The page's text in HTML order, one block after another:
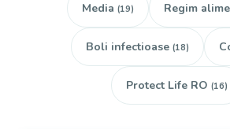
Media (19) Regim
Boli infectioase (18)
Protect Life RO (16)